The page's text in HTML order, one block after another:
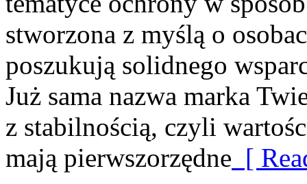
stworzona z myślą o
poszukują solidnego
Już sama nazwa marka
z stabilnością, czyli
mają pierwszorzędne [